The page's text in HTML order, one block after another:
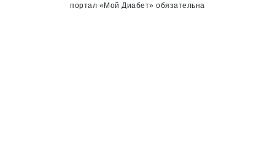
портал «Мой Диабет» обязательна